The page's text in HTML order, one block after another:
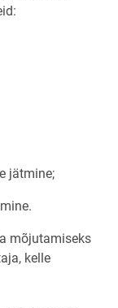
jätmine;
mõjutamiseks
kelle